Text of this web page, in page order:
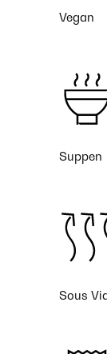
Vegan
Suppen
Sous